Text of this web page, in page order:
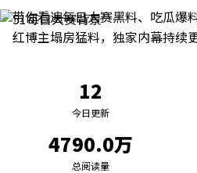
带你看遍每日大赛黑料、吃瓜爆
红博主塌房猛料，独家内幕持续
12
今日更新
4790.0万
总阅读量